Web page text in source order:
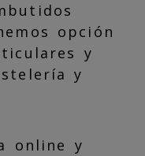
opción
y
y
online y